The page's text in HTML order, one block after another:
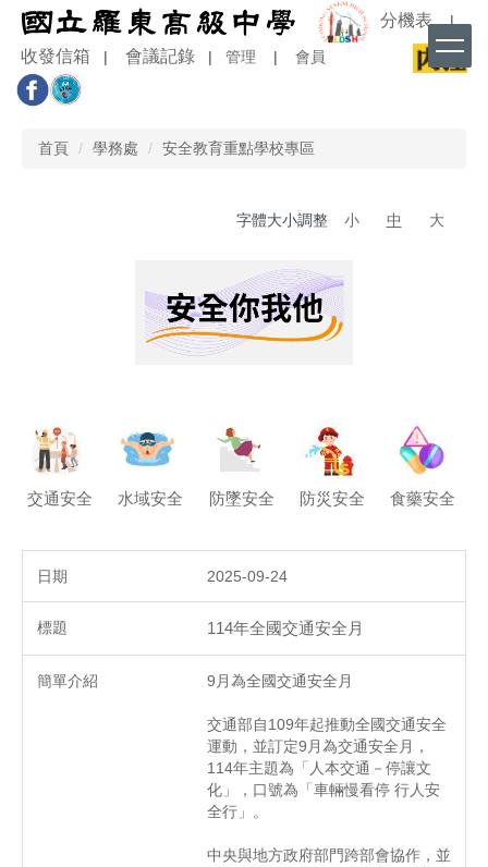
跳
到
主
要
內
分機表 |
收發信箱 會議記錄 管理 會員
首頁 學務處 安全教育重點學校專區
字體大小調整 小 中 大
交通安全 水域安全 防墜安全 防災安全 食藥安全
2025-09-24
114年全國交通安全月
9月為全國交通安全月
交通部自109年起推動全國交通安全
運動，並訂定9月為交通安全月，
114年主題為「人本交通－停讓文
化」，口號為「車輛慢看停 行人安
全行」。
中央與地方政府部門跨部會協作，並